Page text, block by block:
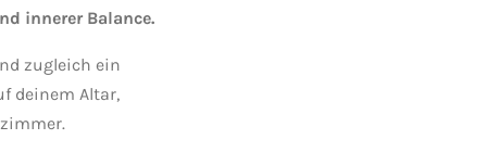
innerer Balance.
zugleich ein
deinem Altar,